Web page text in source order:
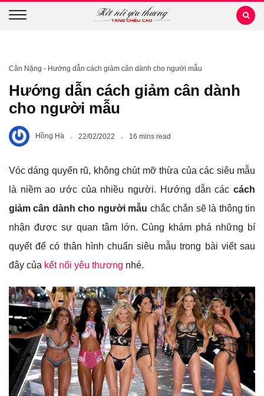
Cân Nặng - Hướng dẫn cách giảm cân dành cho người mẫu
Hướng dẫn cách giảm cân dành
cho người mẫu
Hồng Hà 22/02/2022 16 mins read
Vóc dáng quyến rũ, không chút mỡ thừa của các siêu mẫu
là niềm ao ước của nhiều người. Hướng dẫn các cách
giảm cân dành cho người mẫu chắc chắn sẽ là thông tin
nhận được sự quan tâm lớn. Cùng khám phá những bí
quyết để có thân hình chuẩn siêu mẫu trong bài viết sau
đây của kết nối yêu thương nhé.